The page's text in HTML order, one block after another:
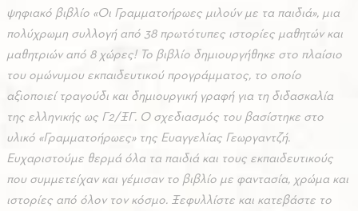
ψηφιακό βιβλίο «Οι Γραμματοήρωες μιλούν με τα παιδιά», μια
πολύχρωμη συλλογή από 38 πρωτότυπες ιστορίες μαθητών και
μαθητριών από 8 χώρες! Το βιβλίο δημιουργήθηκε στο πλαίσιο
του ομώνυμου εκπαιδευτικού προγράμματος, το οποίο
αξιοποιεί τραγούδι και δημιουργική γραφή για τη διδασκαλία
της ελληνικής ως Γ2/ΞΓ. Ο σχεδιασμός του βασίστηκε στο
υλικό «Γραμματοήρωες» της Ευαγγελίας Γεωργαντζή.
Ευχαριστούμε θερμά όλα τα παιδιά και τους εκπαιδευτικούς
που συμμετείχαν και γέμισαν το βιβλίο με φαντασία, χρώμα και
ιστορίες από όλον τον κόσμο. Ξεφυλλίστε και κατεβάστε το